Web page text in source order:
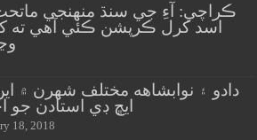
ڪراچي: آءِ جي سنڌ منهنجي
اسد کرل ڪرپشن ڪئي آهي ته
دادو ۽ نوابشاهه مختلف شهرن ۾
ايڇ ڊي استادن جو
18, 2018